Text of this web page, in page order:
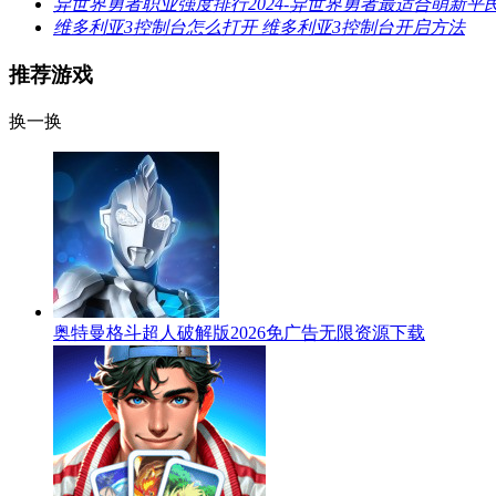
异世界勇者职业强度排行2024-异世界勇者最适合萌新平
维多利亚3控制台怎么打开 维多利亚3控制台开启方法
推荐游戏
换一换
奥特曼格斗超人破解版2026免广告无限资源下载